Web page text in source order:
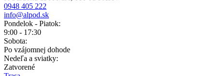
0948 405 222
info@alpod.sk
Pondelok - Piatok:
9:00 - 17:30
Sobota:
Po vzájomnej dohode
Nedeľa a sviatky:
Zatvorené